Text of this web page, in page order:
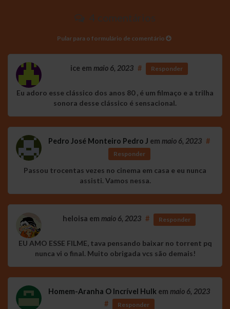
4 comentários
Pular para o formulário de comentário
ice em maio 6, 2023 # Responder
Eu adoro esse clássico dos anos 80 , é um filmaço e a trilha
sonora desse clássico é sensacional.
Pedro José Monteiro Pedro J em maio 6, 2023 #
Responder
Passou trocentas vezes no cinema em casa e eu nunca
assisti. Vamos nessa.
heloisa em maio 6, 2023 # Responder
EU AMO ESSE FILME, tava pensando baixar no torrent pq
nunca vi o final. Muito obrigada vcs são demais!
Homem-Aranha O Incrível Hulk em maio 6, 2023
#
Responder